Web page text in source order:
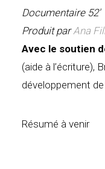
Documentaire 52′
Produit parAna
Avec le soutien
(aide à l’écriture),
développement
Résumé à venir